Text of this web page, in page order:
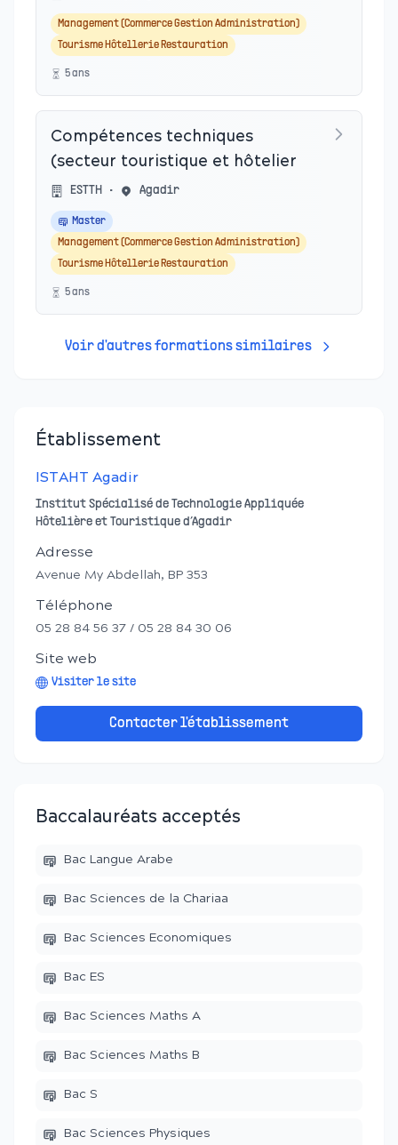
Management (Commerce Gestion Administration)
Tourisme Hôtellerie Restauration
5ans
Compétences techniques
(secteur touristique et hôtelier
ESTTH • Agadir
Master
Management (Commerce Gestion Administration)
Tourisme Hôtellerie Restauration
5ans
Voir d'autres formations similaires
Établissement
ISTAHT Agadir
Institut Spécialisé de Technologie Appliquée
Hôtelière et Touristique d’Agadir
Adresse
Avenue My Abdellah, BP 353
Téléphone
05 28 84 56 37 / 05 28 84 30 06
Site web
Visiter le site
Contacter l'établissement
Baccalauréats acceptés
Bac Langue Arabe
Bac Sciences de la Chariaa
Bac Sciences Economiques
Bac ES
Bac Sciences Maths A
Bac Sciences Maths B
Bac S
Bac Sciences Physiques